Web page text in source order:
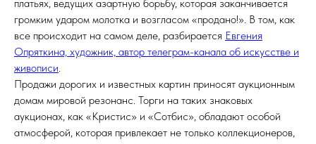
платьях, ведущих азартную борьбу, которая заканчивается
громким ударом молотка и возгласом «продано!». В том, как
все происходит на самом деле, разбирается Евгения
Опряткина, художник, автор телеграм-канала об искусстве и
живописи.
Продажи дорогих и известных картин приносят аукционным
домам мировой резонанс. Торги на таких знаковых
аукционах, как «Кристис» и «Сотбис», обладают особой
атмосферой, которая привлекает не только коллекционеров,